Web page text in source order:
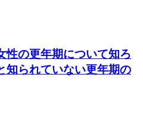
性の更年期について知ろ
知られていない更年期の